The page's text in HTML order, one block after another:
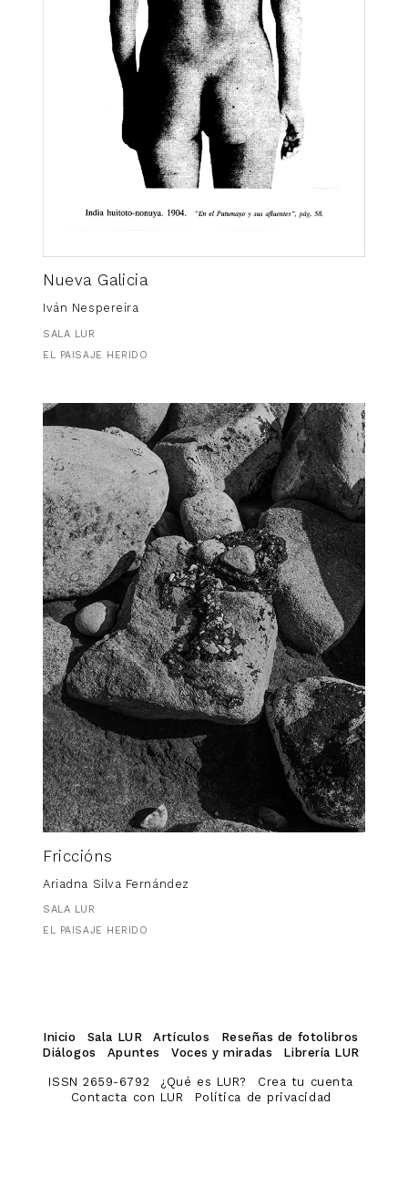
Nueva Galicia
Iván Nespereira
SALA LUR
EL PAISAJE HERIDO
Friccións
Ariadna Silva Fernández
SALA LUR
EL PAISAJE HERIDO
Inicio Sala LUR Artículos
Reseñas de fotolibros
Diálogos
Apuntes Voces y miradas Librería LUR
ISSN 2659-6792 ¿Qué es LUR?
Crea tu cuenta
Contacta con LUR
Política de privacidad